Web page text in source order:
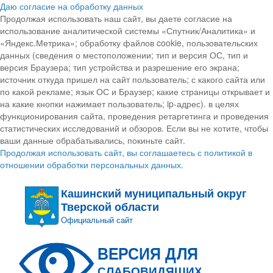
Даю согласие на обработку данных
Продолжая использовать наш сайт, вы даете согласие на
использование аналитической системы «Спутник/Аналитика» и
«Яндекс.Метрика»; обработку файлов cookie, пользовательских
данных (сведения о местоположении; тип и версия ОС, тип и
версия Браузера; тип устройства и разрешение его экрана;
источник откуда пришел на сайт пользователь; с какого сайта или
по какой рекламе; язык ОС и Браузер; какие страницы открывает и
на какие кнопки нажимает пользователь; ip-адрес). в целях
функционирования сайта, проведения ретаргетинга и проведения
статистических исследований и обзоров. Если вы не хотите, чтобы
ваши данные обрабатывались, покиньте сайт.
Продолжая использовать сайт, вы соглашаетесь с политикой в
отношении обработки персональных данных.